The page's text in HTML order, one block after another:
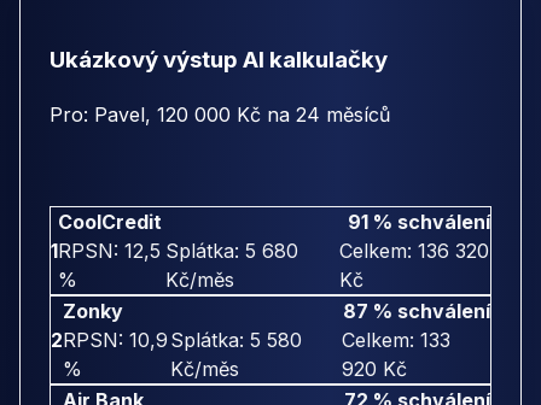
Ukázkový výstup AI kalkulačky
Pro: Pavel, 120 000 Kč na 24 měsíců
1
CoolCredit
91 % schválení
RPSN: 12,5
%
Splátka: 5 680
Kč/měs
Celkem: 136 320
Kč
2
Zonky
87 % schválení
RPSN: 10,9
%
Splátka: 5 580
Kč/měs
Celkem: 133
920 Kč